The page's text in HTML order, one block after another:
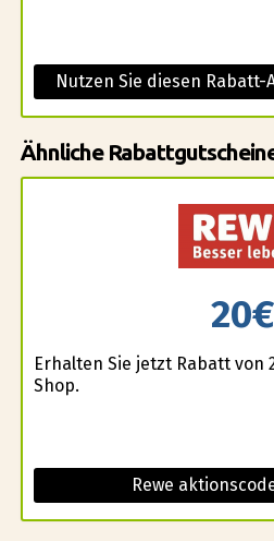
Nutzen Sie diesen
Ähnliche
20€
Erhalten Sie jetzt Rabatt von
Shop.
Rewe